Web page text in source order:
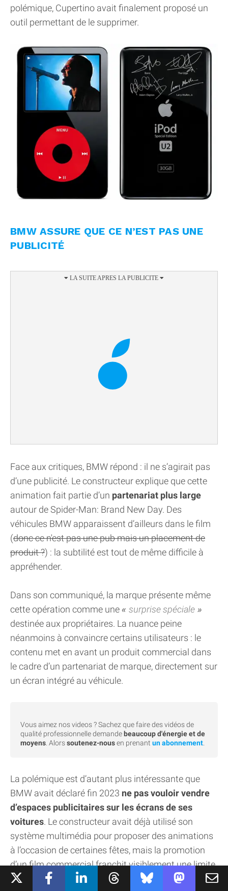
polémique, Cupertino avait finalement proposé un
outil permettant de le supprimer.
BMW ASSURE QUE CE N’EST PAS UNE
PUBLICITÉ
Face aux critiques, BMW répond : il ne s’agirait pas
d’une publicité. Le constructeur explique que cette
animation fait partie d’un partenariat plus large
autour de Spider-Man: Brand New Day. Des
véhicules BMW apparaissent d’ailleurs dans le film
(donc ce n'est pas une pub mais un placement de
produit ?) : la subtilité est tout de même difficile à
appréhender.
Dans son communiqué, la marque présente même
cette opération comme une
surprise spéciale
destinée aux propriétaires. La nuance peine
néanmoins à convaincre certains utilisateurs : le
contenu met en avant un produit commercial dans
le cadre d’un partenariat de marque, directement sur
un écran intégré au véhicule.
Vous aimez nos videos ? Sachez que faire des vidéos de
qualité professionnelle demande beaucoup d'énergie et de
moyens . Alorssoutenez-nousen prenant un abonnement
La polémique est d’autant plus intéressante que
BMW avait déclaré fin 2023 ne pas vouloir vendre
d’espaces publicitaires sur les écrans de ses
voitures. Le constructeur avait déjà utilisé son
système multimédia pour proposer des animations
à l’occasion de certaines fêtes, mais la promotion
d’un film commercial franchit visiblement une limite
pour une partie de ses clients.